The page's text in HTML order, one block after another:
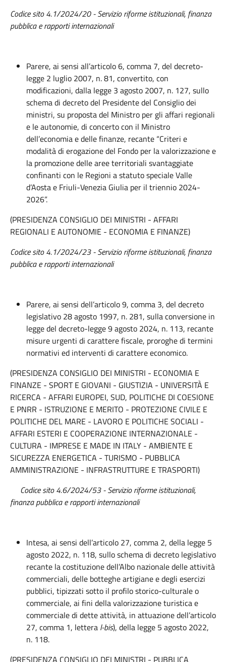
Codice sito 4.1/2024/20 - Servizio riforme istituzionali, finanza
pubblica e rapporti internazionali
Parere, ai sensi all’articolo 6, comma 7, del decreto-
legge 2 luglio 2007, n. 81, convertito, con
modificazioni, dalla legge 3 agosto 2007, n. 127, sullo
schema di decreto del Presidente del Consiglio dei
ministri, su proposta del Ministro per gli affari regionali
e le autonomie, di concerto con il Ministro
dell’economia e delle finanze, recante “Criteri e
modalità di erogazione del Fondo per la valorizzazione e
la promozione delle aree territoriali svantaggiate
confinanti con le Regioni a statuto speciale Valle
d’Aosta e Friuli-Venezia Giulia per il triennio 2024-
2026”.
(PRESIDENZA CONSIGLIO DEI MINISTRI - AFFARI
REGIONALI E AUTONOMIE - ECONOMIA E FINANZE)
Codice sito 4.1/2024/23 - Servizio riforme istituzionali, finanza
pubblica e rapporti internazionali
Parere, ai sensi dell’articolo 9, comma 3, del decreto
legislativo 28 agosto 1997, n. 281, sulla conversione in
legge del decreto-legge 9 agosto 2024, n. 113, recante
misure urgenti di carattere fiscale, proroghe di termini
normativi ed interventi di carattere economico.
(PRESIDENZA CONSIGLIO DEI MINISTRI - ECONOMIA E
FINANZE - SPORT E GIOVANI - GIUSTIZIA - UNIVERSITÀ E
RICERCA - AFFARI EUROPEI, SUD, POLITICHE DI COESIONE
E PNRR - ISTRUZIONE E MERITO - PROTEZIONE CIVILE E
POLITICHE DEL MARE - LAVORO E POLITICHE SOCIALI -
AFFARI ESTERI E COOPERAZIONE INTERNAZIONALE -
CULTURA - IMPRESE E MADE IN ITALY - AMBIENTE E
SICUREZZA ENERGETICA - TURISMO - PUBBLICA
AMMINISTRAZIONE - INFRASTRUTTURE E TRASPORTI)
Codice sito 4.6/2024/53 - Servizio riforme istituzionali,
finanza pubblica e rapporti internazionali
Intesa, ai sensi dell’articolo 27, comma 2, della legge 5
agosto 2022, n. 118, sullo schema di decreto legislativo
recante la costituzione dell’Albo nazionale delle attività
commerciali, delle botteghe artigiane e degli esercizi
pubblici, tipizzati sotto il profilo storico-culturale o
commerciale, ai fini della valorizzazione turistica e
commerciale di dette attività, in attuazione dell’articolo
27, comma 1, lettera l-bis), della legge 5 agosto 2022,
n. 118.
(PRESIDENZA CONSIGLIO DEI MINISTRI - PUBBLICA